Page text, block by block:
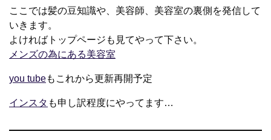
ここでは髪の豆知識や、美容師、美容室の裏側を発信して
いきます。
よければトップページも見てやって下さい。
メンズの為にある美容室
you tubeもこれから更新再開予定
インスタ も申し訳程度にやってます…